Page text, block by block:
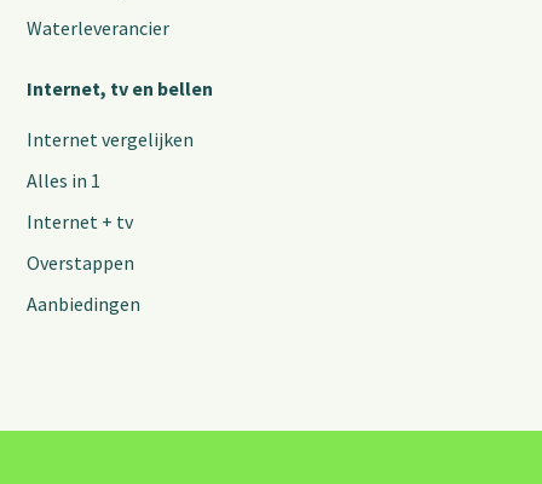
Waterleverancier
Internet, tv en bellen
Internet vergelijken
Alles in 1
Internet + tv
Overstappen
Aanbiedingen